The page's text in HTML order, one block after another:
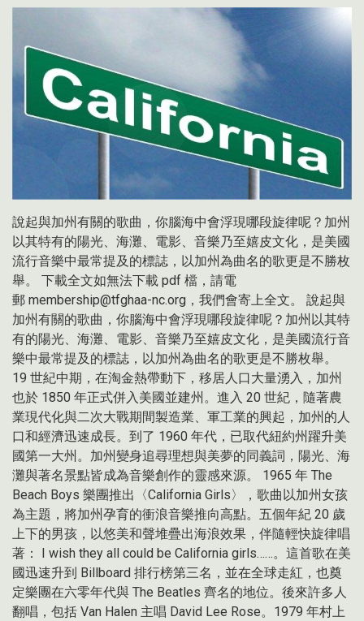
說起與加州有關的歌曲，你腦海中會浮現哪段旋律呢？加州
以其特有的陽光、海灘、電影、音樂乃至嬉皮文化，是美國
流行音樂中最常提及的標誌，以加州為曲名的歌更是不勝枚
舉。 下載全文如無法下載 pdf 檔，請電
郵 membership@tfghaa-nc.org，我們會寄上全文。 說起與
加州有關的歌曲，你腦海中會浮現哪段旋律呢？加州以其特
有的陽光、海灘、電影、音樂乃至嬉皮文化，是美國流行音
樂中最常提及的標誌，以加州為曲名的歌更是不勝枚舉。
19 世紀中期，在淘金熱帶動下，移居人口大量湧入，加州
也於 1850 年正式併入美國並建州。進入 20 世紀，隨著農
業現代化與二次大戰期間製造業、軍工業的興起，加州的人
口和經濟迅速成長。到了 1960 年代，已取代紐約州躍升美
國第一大州。加州變身追尋理想與美夢的同義詞，陽光、海
灘與著名景點皆成為音樂創作的靈感來源。 1965 年 The
Beach Boys 樂團推出〈California Girls〉，歌曲以加州女孩
為主題，將加州孕育的衝浪音樂推向高點。五個年紀 20 歲
上下的男孩，以悠美和聲堆疊出海浪效果，伴隨輕快旋律唱
著： I wish they all could be California girls……。這首歌在美
國迅速升到 Billboard 排行榜第三名，並在全球走紅，也奠
定樂團在六零年代與 The Beatles 齊名的地位。後來許多人
翻唱，包括 Van Halen 主唱 David Lee Rose。1979 年村上